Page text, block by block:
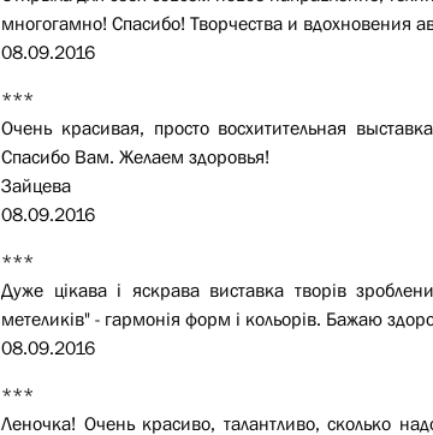
многогамно! Спасибо! Творчества и вдохновения
08.09.2016
***
Очень красивая, просто восхитительная
Спасибо Вам. Желаем здоровья!
Зайцева
08.09.2016
***
Дуже цікава і яскрава виставка творів
метеликів" - гармонія форм і кольорів. Бажаю
08.09.2016
***
Леночка! Очень красиво, талантливо, сколько